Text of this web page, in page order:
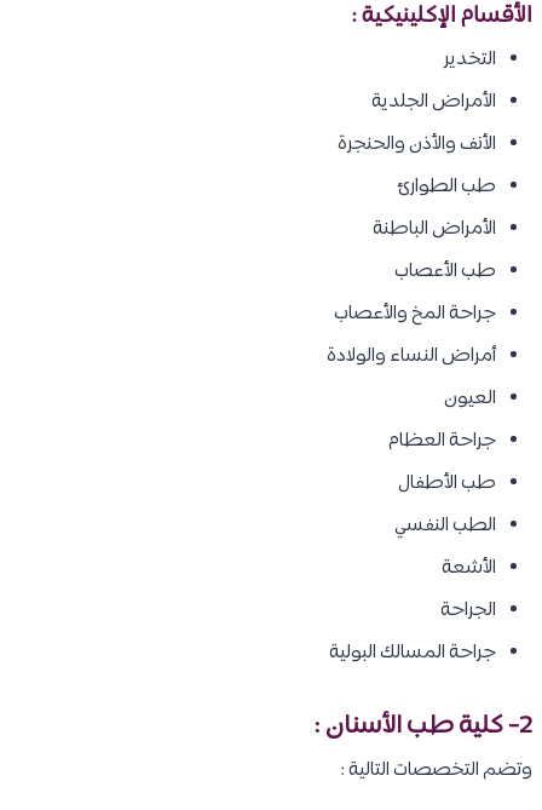
الأقسام الإكلينيكية :
التخدير
الأمراض الجلدية
الأنف والأذن والحنجرة
طب الطوارئ
الأمراض الباطنة
طب الأعصاب
جراحة المخ والأعصاب
أمراض النساء والولادة
العيون
جراحة العظام
طب الأطفال
الطب النفسي
الأشعة
الجراحة
جراحة المسالك البولية
2- كلية طب الأسنان :
وتضم التخصصات التالية :